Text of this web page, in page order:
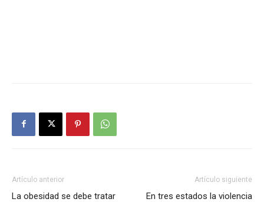
Artículo anterior
La obesidad se debe tratar
Artículo siguiente
En tres estados la violencia